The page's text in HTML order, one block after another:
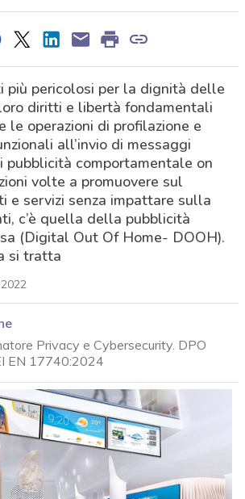
più pericolosi per la dignità delle
diritti e libertà fondamentali
le operazioni di profilazione e
all’invio di messaggi
pubblicità comportamentale on
volte a promuovere sul
e servizi senza impattare sulla
c’è quella della pubblicità
(Digital Out Of Home- DOOH).
si tratta
Privacy e Cybersecurity. DPO
EN 17740:2024